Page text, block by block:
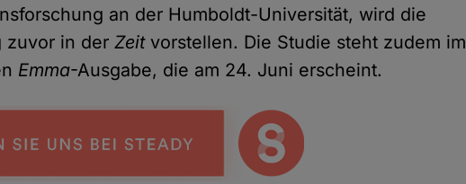
an der Humboldt-Universität, wird die
zuvor in derZeitvorstellen. Die Studie steht zudem im
Emma-Ausgabe, die am 24. Juni erscheint.